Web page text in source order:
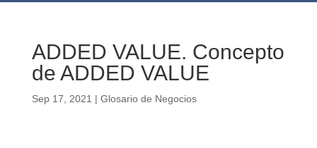
ADDED VALUE. Concepto
de ADDED VALUE
Sep 17, 2021 | Glosario de Negocios